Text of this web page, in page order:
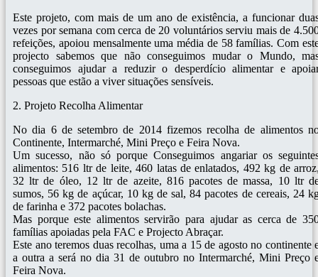
Este projeto, com mais de um ano de existência, a funcionar
vezes por semana com cerca de 20 voluntários serviu mais de
refeições, apoiou mensalmente uma média de 58 famílias. Com
projecto sabemos que não conseguimos mudar o Mundo,
conseguimos ajudar a reduzir o desperdício alimentar e
pessoas que estão a viver situações sensíveis.
2. Projeto Recolha Alimentar
No dia 6 de setembro de 2014 fizemos recolha de alimentos
Continente, Intermarché, Mini Preço e Feira Nova.
Um sucesso, não só porque Conseguimos angariar os
alimentos: 516 ltr de leite, 460 latas de enlatados, 492 kg de
32 ltr de óleo, 12 ltr de azeite, 816 pacotes de massa, 10 ltr
sumos, 56 kg de açúcar, 10 kg de sal, 84 pacotes de cereais, 24
de farinha e 372 pacotes bolachas.
Mas porque este alimentos servirão para ajudar as cerca de
famílias apoiadas pela FAC e Projecto Abraçar.
Este ano teremos duas recolhas, uma a 15 de agosto no continente
a outra a será no dia 31 de outubro no Intermarché, Mini Preço
Feira Nova.